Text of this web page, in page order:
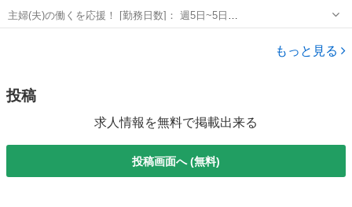
主婦(夫)の働くを応援！ [勤務日数]： 週5日~5日
11:30~19:30/07:30~15:30/11:00~19:00 月/火/水/木/金 [勤務地・最寄
もっと見る
投稿
求人情報を無料で掲載出来る
投稿画面へ (無料)